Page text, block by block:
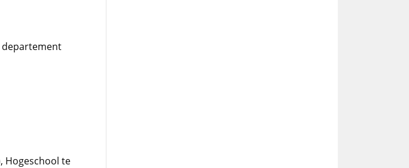
departement
Hogeschool te